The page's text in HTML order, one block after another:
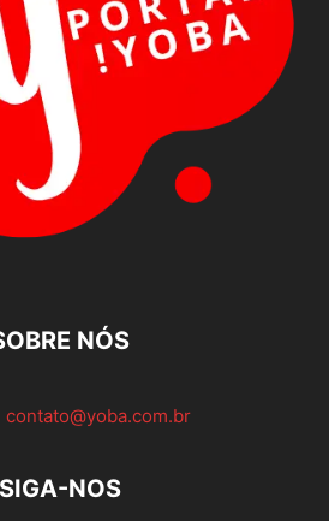
NÓS
contato@yoba.com.br
SIGA-NOS